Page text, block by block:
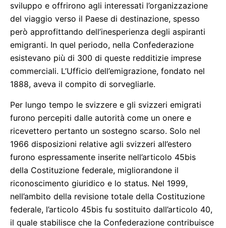
sviluppo e offrirono agli interessati l’organizzazione
del viaggio verso il Paese di destinazione, spesso
però approfittando dell’inesperienza degli aspiranti
emigranti. In quel periodo, nella Confederazione
esistevano più di 300 di queste redditizie imprese
commerciali. L’Ufficio dell’emigrazione, fondato nel
1888, aveva il compito di sorvegliarle.
Per lungo tempo le svizzere e gli svizzeri emigrati
furono percepiti dalle autorità come un onere e
ricevettero pertanto un sostegno scarso. Solo nel
1966 disposizioni relative agli svizzeri all’estero
furono espressamente inserite nell’articolo 45bis
della Costituzione federale, migliorandone il
riconoscimento giuridico e lo status. Nel 1999,
nell’ambito della revisione totale della Costituzione
federale, l’articolo 45bis fu sostituito dall’articolo 40,
il quale stabilisce che la Confederazione contribuisce